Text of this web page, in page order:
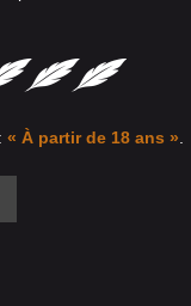
« À partir de 18 ans »